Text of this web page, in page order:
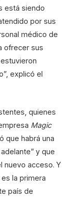
está siendo
por sus
médico de
ofrecer sus
explicó el
quienes
Magic
que habrá una
y que
nuevo acceso. Y
la primera
país de